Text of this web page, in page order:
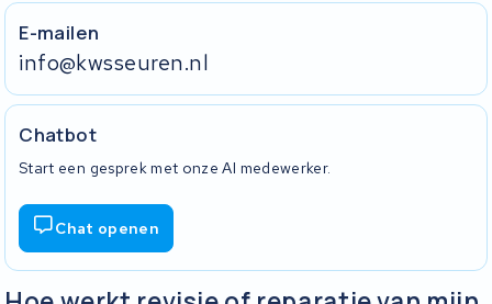
E-mailen
info@kwsseuren.nl
Chatbot
Start een gesprek met onze AI medewerker.
Chat openen